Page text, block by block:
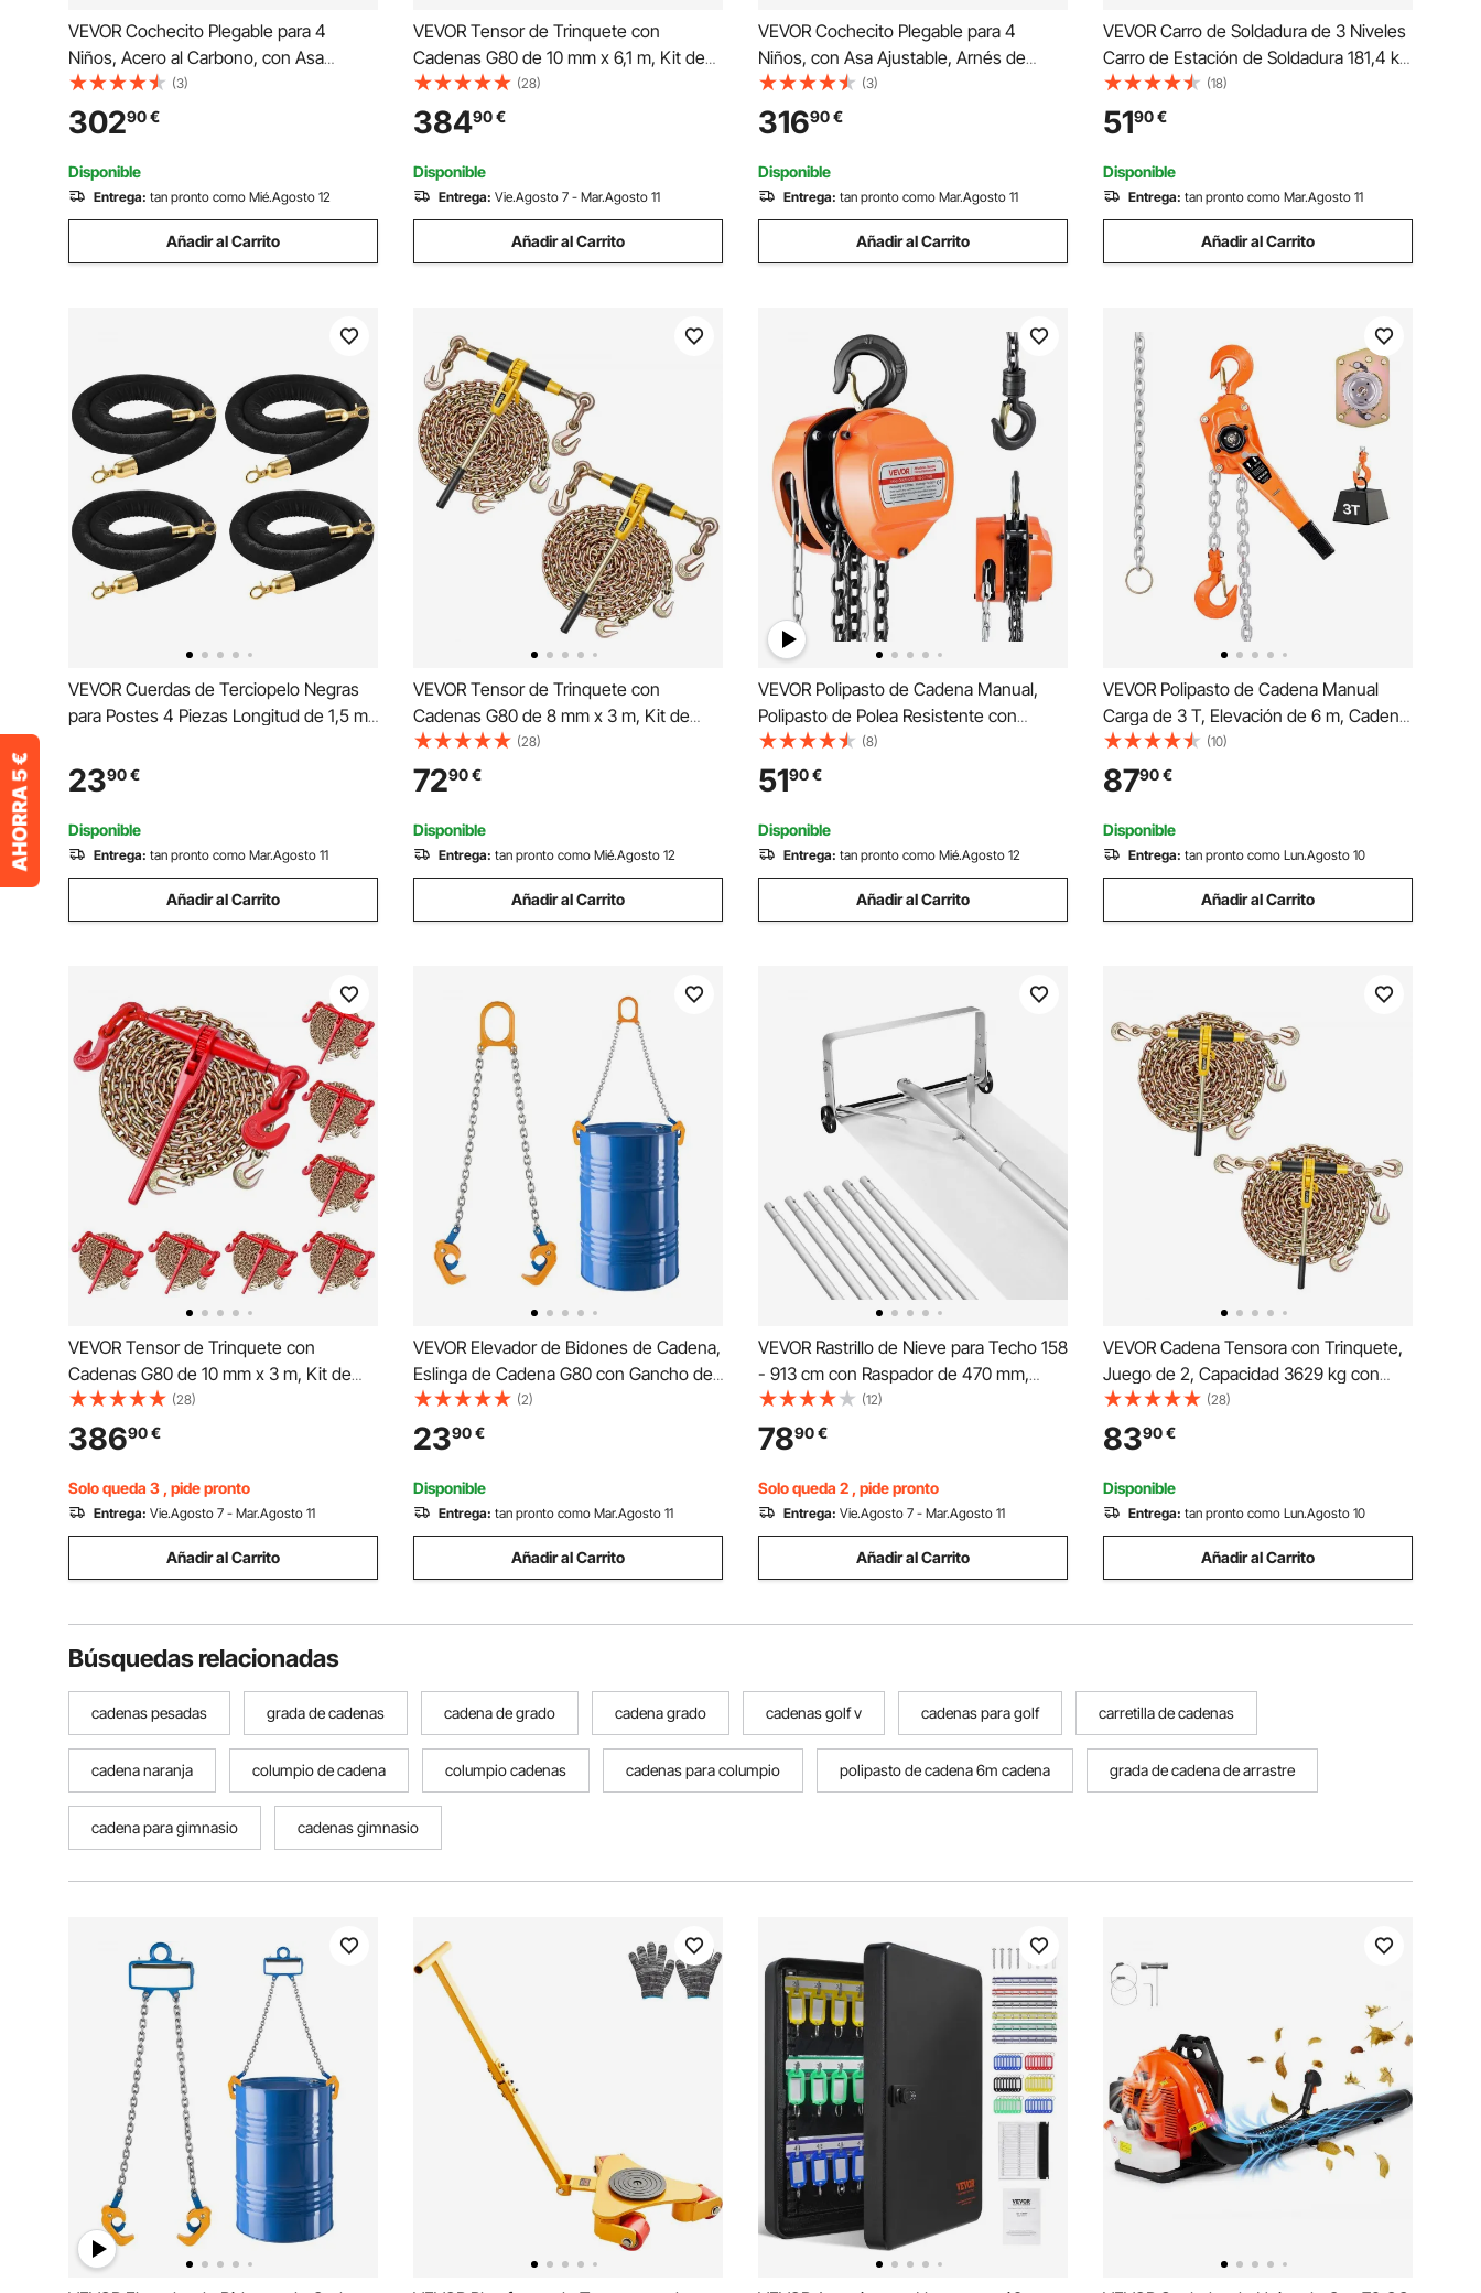
VEVOR Cochecito Plegable para 4
Niños, Acero al Carbono, con Asa
Ajustable, Arnés de Seguridad y Capota
Extraíble, 4 Plazas, para Camping, Gris
Oscuro y Negro(Carga 150 kg), 1650 x
725 x 1250 mm
(3)
30290€
Disponible
Entrega: tan pronto como Mié.Agosto 12
Añadir al Carrito
VEVOR Tensor de Trinquete con
Cadenas G80 de 10 mm x 6,1 m, Kit de
Cadenas y Tensores 4 Piezas Tensores
de Cadena de Amarre Carga de Trabajo
de 4173 kg para Transporte, Remolque,
Rala y Elevación
(28)
38490€
Disponible
Entrega: Vie.Agosto 7 - Mar.Agosto 11
Añadir al Carrito
VEVOR Cochecito Plegable para 4
Niños, con Asa Ajustable, Arnés de
Seguridad de 5 Puntos y Capota
Extraíble, 4 Plazas, para Camping,
Negro(Carga de 150 kg), Acero al
Carbono, 1650 x 725 x 1250 mm
(3)
31690€
Disponible
Entrega: tan pronto como Mar.Agosto 11
Añadir al Carrito
VEVOR Carro de Soldadura de 3 Niveles
Carro de Estación de Soldadura 181,4 kg
Capacidad de Carga Ruedas de 360°
Cadenas Depósitos de Seguridad Carro
de Soldadura MIG para Taller TIG ARC
MMA Plasma
(18)
5190€
Disponible
Entrega: tan pronto como Mar.Agosto 11
Añadir al Carrito
VEVOR Cuerdas de Terciopelo Negras
para Postes 4 Piezas Longitud de 1,5 m,
Dorados para Control de Multitudes,
Barrera Separadora para Eventos, Cines,
Hoteles, Fiestas
2390€
Disponible
Entrega: tan pronto como Mar.Agosto 11
Añadir al Carrito
VEVOR Tensor de Trinquete con
Cadenas G80 de 8 mm x 3 m, Kit de
Cadenas y Tensores 2 Piezas Tensores
de Cadena de Amarre Carga de Trabajo
de 3629 kg para Transporte, Remolque,
Rala y Elevación
(28)
7290€
Disponible
Entrega: tan pronto como Mié.Agosto 12
Añadir al Carrito
VEVOR Polipasto de Cadena Manual,
Polipasto de Polea Resistente con
Cadena Galvanizada G80 Mejorada,
Altura de Elevación de 6 m Carga de 1 T
para Garaje, Almacén y Maquinaria
Automotriz, Naranja
(8)
5190€
Disponible
Entrega: tan pronto como Mié.Agosto 12
Añadir al Carrito
VEVOR Polipasto de Cadena Manual
Carga de 3 T, Elevación de 6 m, Cadena
de Acero Aleado G80 con Freno
Mecánico de Doble Trinquete, Ganchos
Giratorios de 360°, para Almacenes,
Construcción, Garajes
(10)
8790€
Disponible
Entrega: tan pronto como Lun.Agosto 10
Añadir al Carrito
VEVOR Tensor de Trinquete con
Cadenas G80 de 10 mm x 3 m, Kit de
Cadenas y Tensores 8 Piezas Tensores
de Cadena de Amarre Carga de Trabajo
de 4173 kg para Transporte, Remolque,
Rala y Elevación
(28)
38690€
Solo queda 3 , pide pronto
Entrega: Vie.Agosto 7 - Mar.Agosto 11
Añadir al Carrito
VEVOR Elevador de Bidones de Cadena,
Eslinga de Cadena G80 con Gancho de
Seguridad Reforzado, Capacidad 0,9 T,
Acero al Carbono, para Manipulación de
Bidones de 50 cm de Largo, 740 x 80 x
50 mm
(2)
2390€
Disponible
Entrega: tan pronto como Mar.Agosto 11
Añadir al Carrito
VEVOR Rastrillo de Nieve para Techo 158
- 913 cm con Raspador de 470 mm,
Herramienta de Eliminación de Nieve,
Mango Antideslizante, Protectoras de
Techo con Ruedas para Hojas Caídas,
Escombros
(12)
7890€
Solo queda 2 , pide pronto
Entrega: Vie.Agosto 7 - Mar.Agosto 11
Añadir al Carrito
VEVOR Cadena Tensora con Trinquete,
Juego de 2, Capacidad 3629 kg con
Cadena 8 mm x 3,9 m Compatible 8 a 10
mm, Tensor de Cadena con Trinquete y
Ganchos Ajustables para Amarre de
Carga Camión Remolque
(28)
8390€
Disponible
Entrega: tan pronto como Lun.Agosto 10
Añadir al Carrito
Búsquedas relacionadas
cadenas pesadas grada de cadenas cadena de grado cadena grado cadenas golf v cadenas para golf carretilla de cadenas
cadena naranja columpio de cadena columpio cadenas cadenas para columpio polipasto de cadena 6m cadena grada de cadena de arrastre
cadena para gimnasio cadenas gimnasio